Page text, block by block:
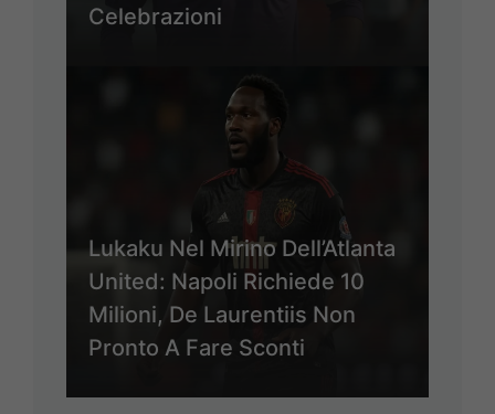
Celebrazioni
Lukaku Nel Mirino Dell’Atlanta
United: Napoli Richiede 10
Milioni, De Laurentiis Non
Pronto A Fare Sconti